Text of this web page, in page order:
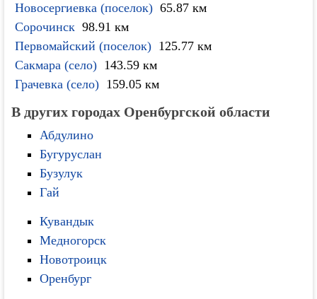
Новосергиевка (поселок) 65.87 км
Сорочинск 98.91 км
Первомайский (поселок) 125.77 км
Сакмара (село) 143.59 км
Грачевка (село) 159.05 км
В других городах Оренбургской области
Абдулино
Бугуруслан
Бузулук
Гай
Кувандык
Медногорск
Новотроицк
Оренбург